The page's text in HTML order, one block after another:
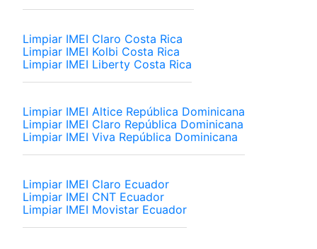
Limpiar IMEI Claro Costa Rica
Limpiar IMEI Kolbi Costa Rica
Limpiar IMEI Liberty Costa Rica
Limpiar IMEI Altice República Dominicana
Limpiar IMEI Claro República Dominicana
Limpiar IMEI Viva República Dominicana
Limpiar IMEI Claro Ecuador
Limpiar IMEI CNT Ecuador
Limpiar IMEI Movistar Ecuador